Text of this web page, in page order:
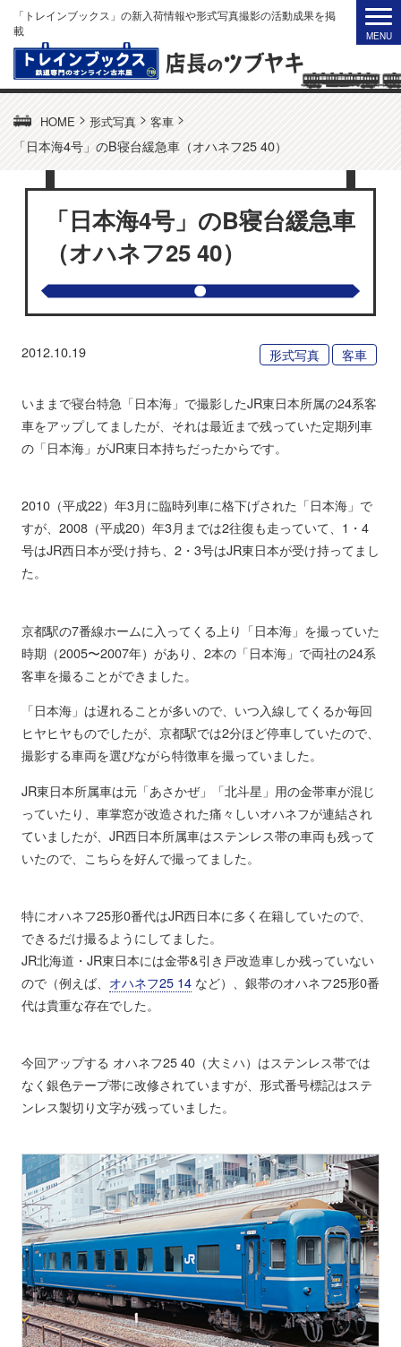
「トレインブックス」の新入荷情報や形式写真撮影の活動成果を掲
載
HOME > 形式写真 > 客車 >
「日本海4号」のB寝台緩急車（オハネフ25 40）
「日本海4号」のB寝台緩急車
（オハネフ25 40）
2012.10.19 形式写真 客車
いままで寝台特急「日本海」で撮影したJR東日本所属の24系客
車をアップしてましたが、それは最近まで残っていた定期列車
の「日本海」がJR東日本持ちだったからです。
2010（平成22）年3月に臨時列車に格下げされた「日本海」で
すが、2008（平成20）年3月までは2往復も走っていて、1・4
号はJR西日本が受け持ち、2・3号はJR東日本が受け持ってまし
た。
京都駅の7番線ホームに入ってくる上り「日本海」を撮っていた
時期（2005〜2007年）があり、2本の「日本海」で両社の24系
客車を撮ることができました。
「日本海」は遅れることが多いので、いつ入線してくるか毎回
ヒヤヒヤものでしたが、京都駅では2分ほど停車していたので、
撮影する車両を選びながら特徴車を撮っていました。
JR東日本所属車は元「あさかぜ」「北斗星」用の金帯車が混じ
っていたり、車掌窓が改造された痛々しいオハネフが連結され
ていましたが、JR西日本所属車はステンレス帯の車両も残って
いたので、こちらを好んで撮ってました。
特にオハネフ25形0番代はJR西日本に多く在籍していたので、
できるだけ撮るようにしてました。
JR北海道・JR東日本には金帯&引き戸改造車しか残っていない
ので（例えば、 オハネフ25 14など）、銀帯のオハネフ25形0番
代は貴重な存在でした。
今回アップする オハネフ25 40（大ミハ）はステンレス帯では
なく銀色テープ帯に改修されていますが、形式番号標記はステ
ンレス製切り文字が残っていました。